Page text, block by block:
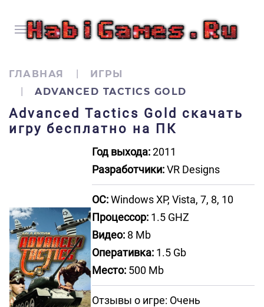
ГЛАВНАЯ
ИГРЫ
ADVANCED TACTICS GOLD
Advanced Tactics Gold скачать
игру бесплатно на ПК
Год выхода:2011
Разработчики:VR Designs
ОС:Windows XP, Vista, 7, 8, 10
Процессор: 1.5 GHZ
Видео: 8 Mb
Оперативка: 1.5 Gb
Место: 500 Mb
Отзывы о игре: Очень